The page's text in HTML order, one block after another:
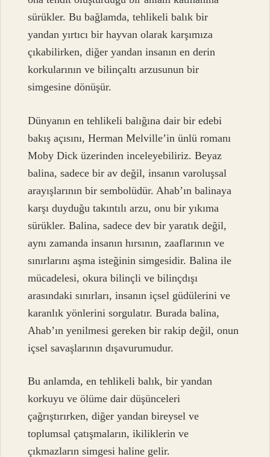
sürükler. Bu bağlamda, tehlikeli balık bir
yandan yırtıcı bir hayvan olarak karşımıza
çıkabilirken, diğer yandan insanın en derin
korkularının ve bilinçaltı arzusunun bir
simgesine dönüşür.
Dünyanın en tehlikeli balığına dair bir edebi
bakış açısını, Herman Melville’in ünlü romanı
Moby Dick üzerinden inceleyebiliriz. Beyaz
balina, sadece bir av değil, insanın varoluşsal
arayışlarının bir sembolüdür. Ahab’ın balinaya
karşı duyduğu takıntılı arzu, onu bir yıkıma
sürükler. Balina, sadece dev bir yaratık değil,
aynı zamanda insanın hırsının, zaaflarının ve
sınırlarını aşma isteğinin simgesidir. Balina ile
mücadelesi, okura bilinçli ve bilinçdışı
arasındaki sınırları, insanın içsel güdülerini ve
karanlık yönlerini sorgulatır. Burada balina,
Ahab’ın yenilmesi gereken bir rakip değil, onun
içsel savaşlarının dışavurumudur.
Bu anlamda, en tehlikeli balık, bir yandan
korkuyu ve ölüme dair düşünceleri
çağrıştırırken, diğer yandan bireysel ve
toplumsal çatışmaların, ikiliklerin ve
çıkmazların simgesi haline gelir.